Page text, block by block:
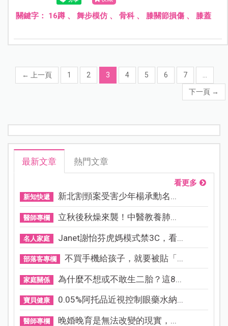
要彎太久」的原則來保養和使用我們的膝蓋。
關鍵字： 16蹲、 舞步模仿、 骨科、 膝關節損傷、 膝蓋
← 上一頁 1 2 3 4 5 6 7
下一頁 →
最新文章 熱門文章
看更多
新知快遞 新北割頸案受害少年楊承勳名...
醫師專欄 立秋後秋燥來襲！中醫教養肺...
名人家庭 Janet謝怡芬虎媽模式禁3C，看...
部落客專欄 不買手機給孩子，就要被貼「...
家庭關係 為什麼不想或不敢生二胎？這8...
寶貝健康 0.05%阿托品近視控制眼藥水納...
醫師專欄 晚婚晚育是無法改變的現實，...